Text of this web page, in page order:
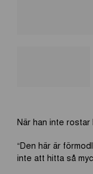
När han inte rostar
“Den här är
inte att hitta så